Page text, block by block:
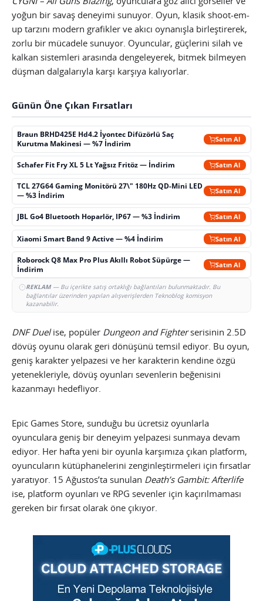
yoğun bir savaş deneyimi sunuyor. Oyun, klasik shoot-em-
up tarzını modern grafikler ve akıcı oynanışla birleştirerek,
zorlu bir mücadele sunuyor. Oyuncular, güçlerini silah ve
kalkan sistemleri arasında dengeleyerek, bitmek bilmeyen
düşman dalgalarıyla karşı karşıya kalıyorlar.
Günün Öne Çıkan Fırsatları
Braun BRHD425E Hd4.2 İyontec Difüzörlü Saç
Kurutma Makinesi — %7 İndirim
Satın Al
Schafer Fit Fry XL 5 Lt Yağsız Fritöz — İndirim Satın Al
TCL 27G64 Gaming Monitörü 27\" 180Hz QD-Mini LED
— %3 İndirim
Satın Al
JBL Go4 Bluetooth Hoparlör, IP67 — %3 İndirim Satın Al
Xiaomi Smart Band 9 Active — %4 İndirim Satın Al
Roborock Q8 Max Pro Plus Akıllı Robot Süpürge —
İndirim
Satın Al
REKLAM— Bu içerikte satış ortaklığı bağlantıları bulunmaktadır. Bu
bağlantılar üzerinden yapılan alışverişlerden Teknoblog komisyon
kazanabilir.
DNF Duelise, popüler Dungeon and Fighterserisinin 2.5D
dövüş oyunu olarak geri dönüşünü temsil ediyor. Bu oyun,
geniş karakter yelpazesi ve her karakterin kendine özgü
yetenekleriyle, dövüş oyunları sevenlerin beğenisini
kazanmayı hedefliyor.
Epic Games Store, sunduğu bu ücretsiz oyunlarla
oyunculara geniş bir deneyim yelpazesi sunmaya devam
ediyor. Her hafta yeni bir oyunla karşımıza çıkan platform,
oyuncuların kütüphanelerini zenginleştirmeleri için fırsatlar
yaratıyor. 15 Ağustos’ta sunulan Death’s Gambit: Afterlife
ise, platform oyunları ve RPG sevenler için kaçırılmaması
gereken bir fırsat olarak öne çıkıyor.